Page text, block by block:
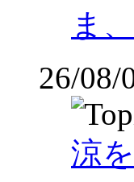
ま
26/08/
涼